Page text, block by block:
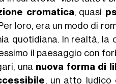
cromatica, quasi
loro, era un modo di
quotidiana. In realtà, la
il paesaggio con
una nuova forma di
, un atto ludico